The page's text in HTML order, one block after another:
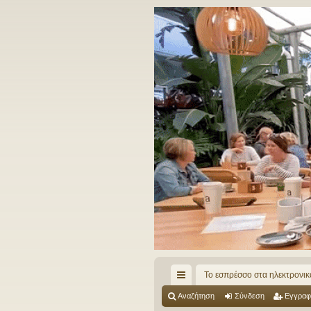
ρή
Το εσπρέσσο στα
Αναζήτηση Σύνδεση